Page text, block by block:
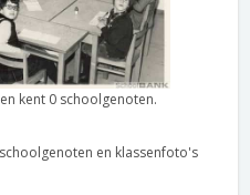
kent 0 schoolgenoten.
en klassenfoto's